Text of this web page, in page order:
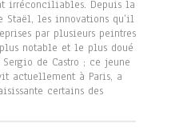
irréconciliables. Depuis la
Staël, les innovations qu’il
par plusieurs peintres
notable et le plus doué
Sergio de Castro ; ce jeune
actuellement à Paris, a
certains des